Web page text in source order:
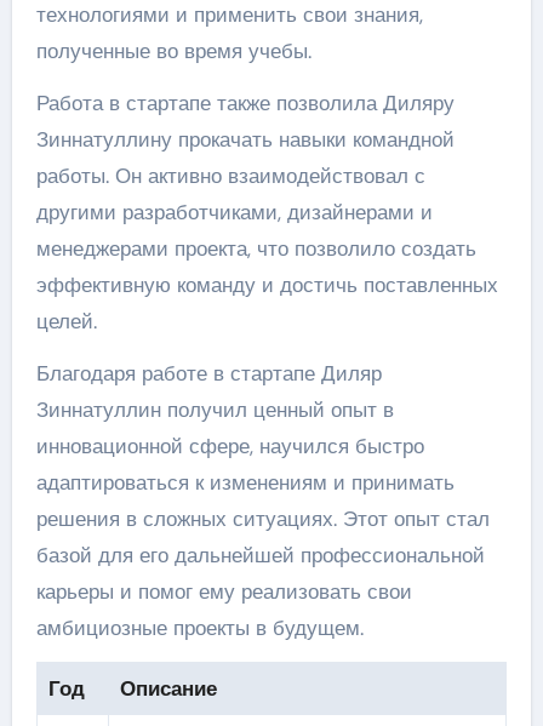
технологиями и применить свои знания,
полученные во время учебы.
Работа в стартапе также позволила Диляру
Зиннатуллину прокачать навыки командной
работы. Он активно взаимодействовал с
другими разработчиками, дизайнерами и
менеджерами проекта, что позволило создать
эффективную команду и достичь поставленных
целей.
Благодаря работе в стартапе Диляр
Зиннатуллин получил ценный опыт в
инновационной сфере, научился быстро
адаптироваться к изменениям и принимать
решения в сложных ситуациях. Этот опыт стал
базой для его дальнейшей профессиональной
карьеры и помог ему реализовать свои
амбициозные проекты в будущем.
Год Описание